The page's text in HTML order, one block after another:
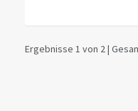
Ergebnisse 1 von 2 |